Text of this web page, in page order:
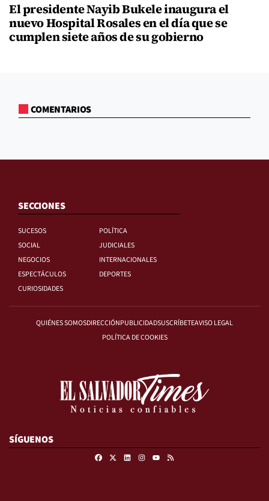
El presidente Nayib Bukele inaugura el
nuevo Hospital Rosales en el día que se
cumplen siete años de su gobierno
COMENTARIOS
SECCIONES
SUCESOS
POLÍTICA
SOCIAL
JUDICIALES
NEGOCIOS
INTERNACIONALES
ESPECTÁCULOS
DEPORTES
CURIOSIDADES
QUIÉNES SOMOSDIRECCIÓNPUBLICIDADSUSCRÍBETEAVISO LEGAL
POLÍTICA DE COOKIES
SÍGUENOS
FacebookLinkedinInstagram